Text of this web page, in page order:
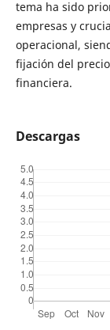
tema ha sido
empresas y
operacional,
fijación del
financiera.
Descargas